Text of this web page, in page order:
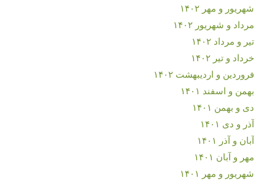
شهریور و مهر ۱۴۰۲
مرداد و شهریور ۱۴۰۲
تیر و مرداد ۱۴۰۲
خرداد و تیر ۱۴۰۲
فروردین و اردیبهشت ۱۴۰۲
بهمن و اسفند ۱۴۰۱
دی و بهمن ۱۴۰۱
آذر و دی ۱۴۰۱
آبان و آذر ۱۴۰۱
مهر و آبان ۱۴۰۱
شهریور و مهر ۱۴۰۱